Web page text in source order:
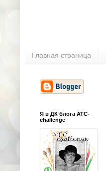
Главная страница
Я в ДК блога ATC-
challenge